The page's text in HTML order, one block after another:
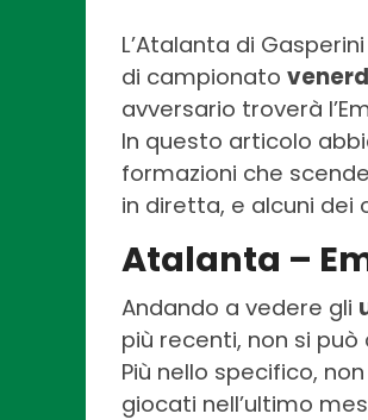
L’Atalanta di
di campionato
avversario troverà
In questo articolo
formazioni che
in diretta, e alcuni dei
Atalanta –
Andando a vedere gli
più recenti, non si
Più nello specifico,
giocati nell’ultimo